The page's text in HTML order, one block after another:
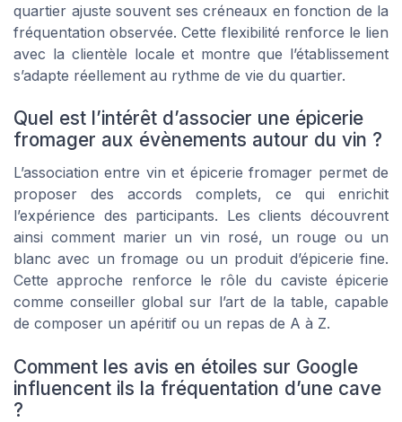
quartier ajuste souvent ses créneaux en fonction de la
fréquentation observée. Cette flexibilité renforce le lien
avec la clientèle locale et montre que l’établissement
s’adapte réellement au rythme de vie du quartier.
Quel est l’intérêt d’associer une épicerie
fromager aux évènements autour du vin ?
L’association entre vin et épicerie fromager permet de
proposer des accords complets, ce qui enrichit
l’expérience des participants. Les clients découvrent
ainsi comment marier un vin rosé, un rouge ou un
blanc avec un fromage ou un produit d’épicerie fine.
Cette approche renforce le rôle du caviste épicerie
comme conseiller global sur l’art de la table, capable
de composer un apéritif ou un repas de A à Z.
Comment les avis en étoiles sur Google
influencent ils la fréquentation d’une cave
?